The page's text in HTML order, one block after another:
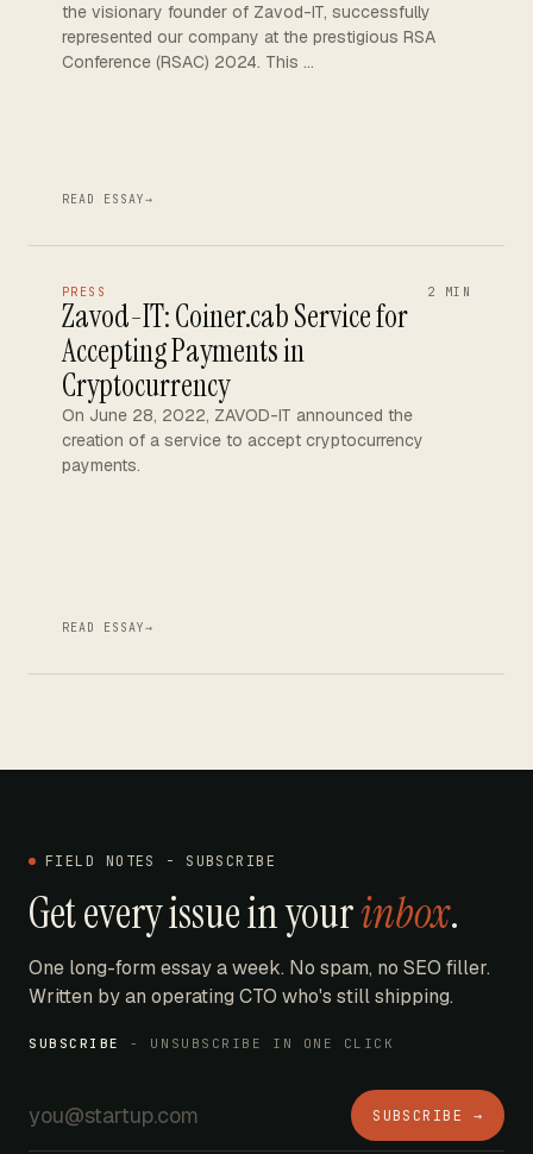
the visionary founder of Zavod-IT, successfully
represented our company at the prestigious RSA
Conference (RSAC) 2024. This …
READ ESSAY→
PRESS 2 MIN
Zavod-IT: Coiner.cab Service for
Accepting Payments in
Cryptocurrency
On June 28, 2022, ZAVOD-IT announced the
creation of a service to accept cryptocurrency
payments.
READ ESSAY→
FIELD NOTES - SUBSCRIBE
Get every issue in yourinbox.
One long-form essay a week. No spam, no SEO filler.
Written by an operating CTO who's still shipping.
SUBSCRIBE - UNSUBSCRIBE IN ONE CLICK
SUBSCRIBE →